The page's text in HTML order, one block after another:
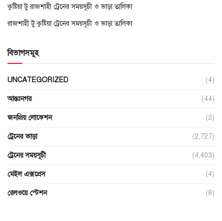
কুষ্টিয়া টু রাজশাহী ট্রেনের সময়সূচী ও ভাড়া তালিকা
রাজশাহী টু কুষ্টিয়া ট্রেনের সময়সূচী ও ভাড়া তালিকা
বিভাগসমূহ
UNCATEGORIZED (4)
আন্তঃনগর (44)
জনপ্রিয় লোকেশন (2)
ট্রেনের ভাড়া (2,727)
ট্রেনের সময়সূচী (4,403)
মেইল এক্সপ্রেস (4)
রেলওয়ে স্টেশন (8)